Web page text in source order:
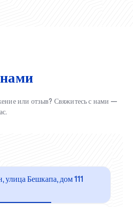
или отзыв? Свяжитесь с нами —
улица Бешкапа, дом 111